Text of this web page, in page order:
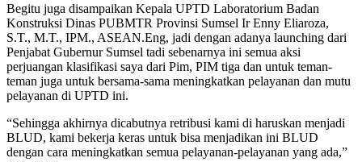
Begitu juga disampaikan Kepala UPTD Laboratorium Badan
Konstruksi Dinas PUBMTR Provinsi Sumsel Ir Enny Eliaroza,
S.T., M.T., IPM., ASEAN.Eng, jadi dengan adanya launching dari
Penjabat Gubernur Sumsel tadi sebenarnya ini semua aksi
perjuangan klasifikasi saya dari Pim, PIM tiga dan untuk teman-
teman juga untuk bersama-sama meningkatkan pelayanan dan mutu
pelayanan di UPTD ini.
“Sehingga akhirnya dicabutnya retribusi kami di haruskan menjadi
BLUD, kami bekerja keras untuk bisa menjadikan ini BLUD
dengan cara meningkatkan semua pelayanan-pelayanan yang ada,”